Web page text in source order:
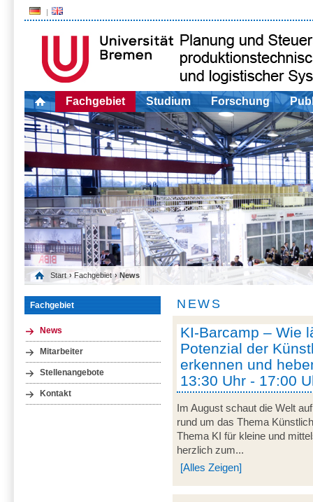
Fachgebiet Studium Forschung
Start › Fachgebiet › News
Fachgebiet
News
Mitarbeiter
Stellenangebote
Kontakt
NEWS
KI-Barcamp – Wie
Potenzial der
erkennen und
13:30 Uhr - 17:00
Im August schaut die Welt
rund um das Thema
Thema KI für kleine und
herzlich zum...
[Alles Zeigen]